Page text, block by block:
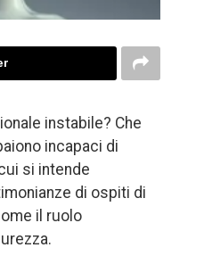
instabile? Che
incapaci di
si intende
di ospiti di
il ruolo